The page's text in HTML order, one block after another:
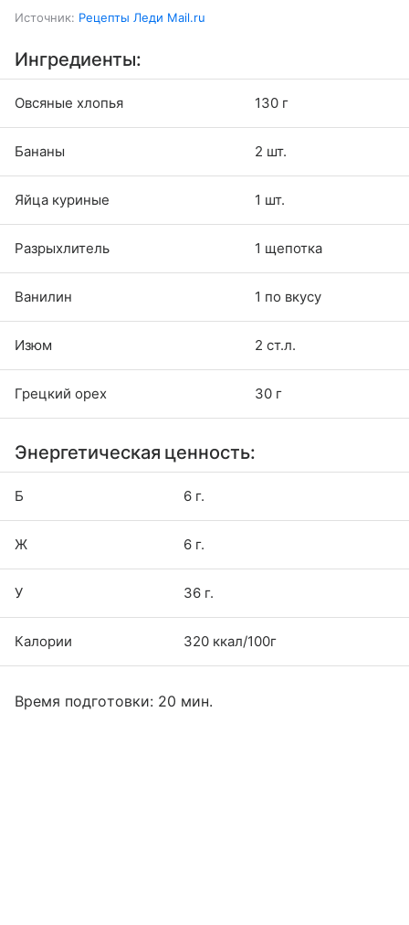
Источник: Рецепты Леди Mail.ru
Ингредиенты:
Овсяные хлопья 130 г
Бананы 2 шт.
Яйца куриные 1 шт.
Разрыхлитель 1 щепотка
Ванилин 1 по вкусу
Изюм 2 ст.л.
Грецкий орех 30 г
Энергетическая ценность:
Б 6 г.
Ж 6 г.
У 36 г.
Калории 320 ккал/100г
Время подготовки: 20 мин.